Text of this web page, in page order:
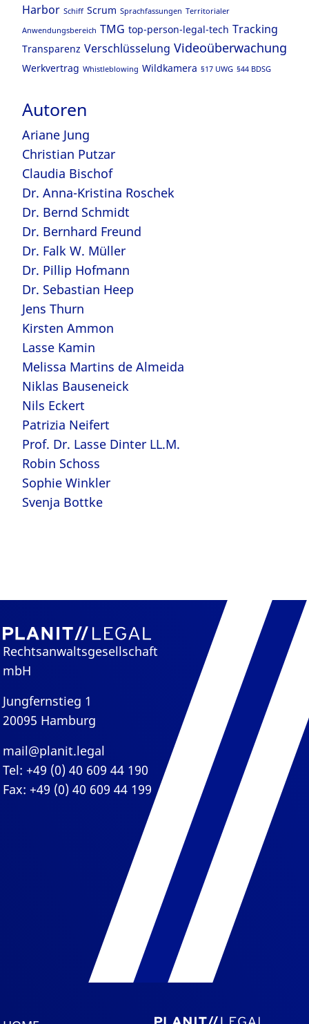
Harbor Schiff Scrum Sprachfassungen Territorialer
Anwendungsbereich TMG top-person-legal-tech Tracking
Transparenz Verschlüsselung Videoüberwachung
Werkvertrag Whistleblowing Wildkamera §17 UWG §44 BDSG
Autoren
Ariane Jung
Christian Putzar
Claudia Bischof
Dr. Anna-Kristina Roschek
Dr. Bernd Schmidt
Dr. Bernhard Freund
Dr. Falk W. Müller
Dr. Pillip Hofmann
Dr. Sebastian Heep
Jens Thurn
Kirsten Ammon
Lasse Kamin
Melissa Martins de Almeida
Niklas Bauseneick
Nils Eckert
Patrizia Neifert
Prof. Dr. Lasse Dinter LL.M.
Robin Schoss
Sophie Winkler
Svenja Bottke
Rechtsanwaltsgesellschaft
mbH
Jungfernstieg 1
20095 Hamburg
mail@planit.legal
Tel: +49 (0) 40 609 44 190
Fax: +49 (0) 40 609 44 199